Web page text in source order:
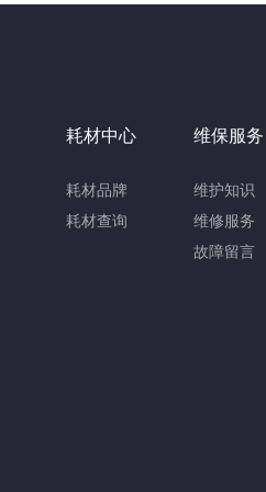
耗材中心
耗材品牌
耗材查询
维保服务
维护知识
维修服务
故障留言